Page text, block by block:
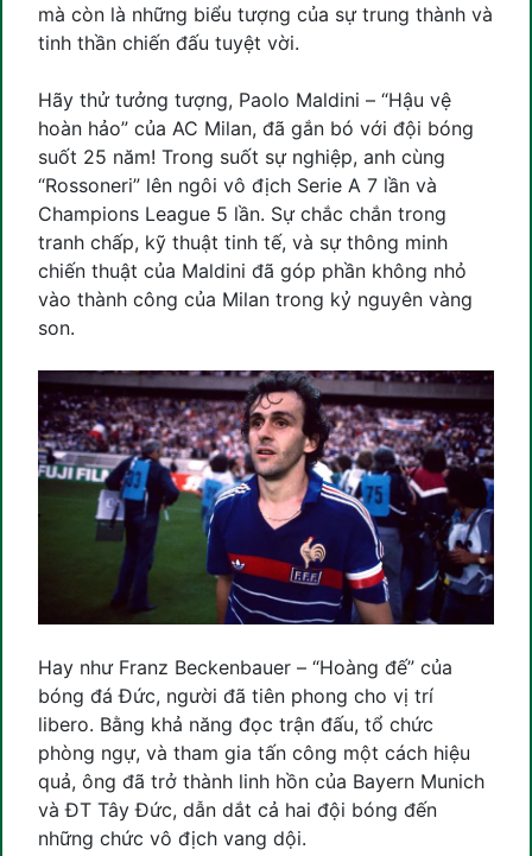
mà còn là những biểu tượng của sự trung thành và
tinh thần chiến đấu tuyệt vời.
Hãy thử tưởng tượng, Paolo Maldini – “Hậu vệ
hoàn hảo” của AC Milan, đã gắn bó với đội bóng
suốt 25 năm! Trong suốt sự nghiệp, anh cùng
“Rossoneri” lên ngôi vô địch Serie A 7 lần và
Champions League 5 lần. Sự chắc chắn trong
tranh chấp, kỹ thuật tinh tế, và sự thông minh
chiến thuật của Maldini đã góp phần không nhỏ
vào thành công của Milan trong kỷ nguyên vàng
son.
Hay như Franz Beckenbauer – “Hoàng đế” của
bóng đá Đức, người đã tiên phong cho vị trí
libero. Bằng khả năng đọc trận đấu, tổ chức
phòng ngự, và tham gia tấn công một cách hiệu
quả, ông đã trở thành linh hồn của Bayern Munich
và ĐT Tây Đức, dẫn dắt cả hai đội bóng đến
những chức vô địch vang dội.